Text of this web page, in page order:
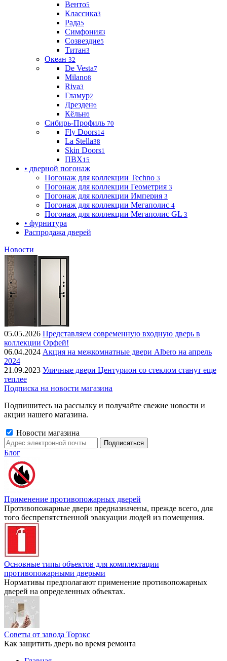
Венто5
Классика3
Рада5
Симфония3
Созвездие5
Титан3
Океан 32
De Vesta7
Milano8
Riva3
Гламур2
Дрезден6
Кёльн6
Сибирь-Профиль 70
Fly Doors14
La Stella38
Skin Doors1
ПВХ15
• дверной погонаж
Погонаж для коллекции Techno 3
Погонаж для коллекции Геометрия 3
Погонаж для коллекции Империя 3
Погонаж для коллекции Мегаполис 4
Погонаж для коллекции Мегаполис GL 3
• фурнитура
Распродажа дверей
Новости
05.05.2026 Представляем современную входную дверь в
коллекции Орфей!
06.04.2024 Акция на межкомнатные двери Albero на апрель
2024
21.09.2023 Уличные двери Центурион со стеклом станут еще
теплее
Подписка на новости магазина
Подпишитесь на рассылку и получайте свежие новости и
акции нашего магазина.
Новости магазина
Блог
Применение противопожарных дверей
Противопожарные двери предназначены, прежде всего, для
того беспрепятственной эвакуации людей из помещения.
Основные типы объектов для комплектации
противопожарными дверьми
Нормативы предполагают применение противопожарных
дверей на определенных объектах.
Советы от завода Торэкс
Как защитить дверь во время ремонта